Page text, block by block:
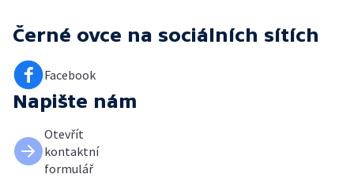
Černé ovce na sociálních sítích
Facebook
Napište nám
Otevřít
kontaktní
formulář